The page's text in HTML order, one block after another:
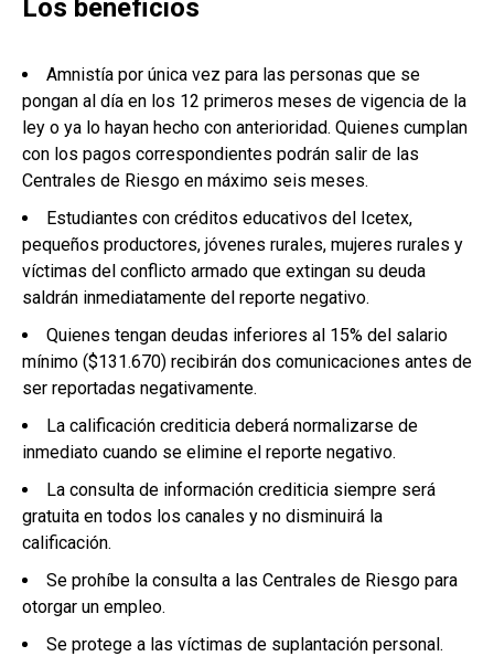
Los beneficios
Amnistía por única vez para las personas que se
pongan al día en los 12 primeros meses de vigencia de la
ley o ya lo hayan hecho con anterioridad. Quienes cumplan
con los pagos correspondientes podrán salir de las
Centrales de Riesgo en máximo seis meses.
Estudiantes con créditos educativos del Icetex,
pequeños productores, jóvenes rurales, mujeres rurales y
víctimas del conflicto armado que extingan su deuda
saldrán inmediatamente del reporte negativo.
Quienes tengan deudas inferiores al 15% del salario
mínimo ($131.670) recibirán dos comunicaciones antes de
ser reportadas negativamente.
La calificación crediticia deberá normalizarse de
inmediato cuando se elimine el reporte negativo.
La consulta de información crediticia siempre será
gratuita en todos los canales y no disminuirá la
calificación.
Se prohíbe la consulta a las Centrales de Riesgo para
otorgar un empleo.
Se protege a las víctimas de suplantación personal.